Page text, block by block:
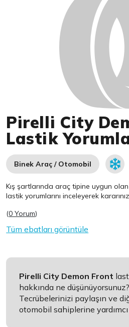
Pirelli City
Lastik
Binek Araç / Otomobil
Kış şartlarında araç tipine uygun
lastik yorumlarını inceleyerek
(0 Yorum)
Tüm ebatları görüntüle
Pirelli City Demon Front
hakkında ne düşünüyorsunuz?
Tecrübelerinizi paylaşın ve
otomobil sahiplerine